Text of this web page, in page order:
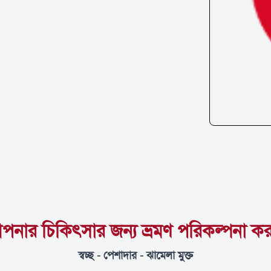
চিকিৎসার জন্য ভ্রমণ পরিকল্পনা
স্বচ্ছ - পেশাদার - ঝামেলা মুক্ত